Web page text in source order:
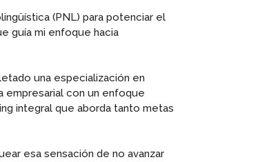
(PNL) para potenciar el
guía mi enfoque hacia
una especialización en
empresarial con un enfoque
integral que aborda tanto metas
esa sensación de no avanzar